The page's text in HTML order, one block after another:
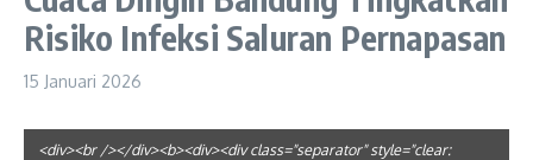
Risiko Infeksi Saluran Pernapasan
15 Januari 2026
<div><br /></div><b><div><div class="separator" style="clear: